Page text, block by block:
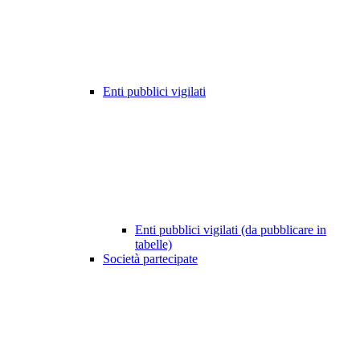
Enti pubblici vigilati
Enti pubblici vigilati (da pubblicare in
tabelle)
Società partecipate